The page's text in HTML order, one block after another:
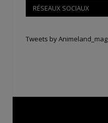
RÉSEAUX SOCIAUX
Tweets by Animeland_mag